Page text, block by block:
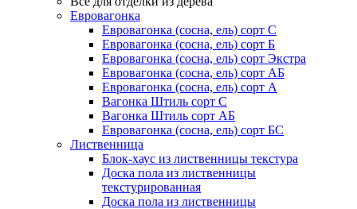
Евровагонка
Евровагонка (сосна, ель) сорт С
Евровагонка (сосна, ель) сорт Б
Евровагонка (сосна, ель) сорт Экстра
Евровагонка (сосна, ель) сорт АБ
Евровагонка (сосна, ель) сорт А
Вагонка Штиль сорт С
Вагонка Штиль сорт АБ
Евровагонка (сосна, ель) сорт БС
Лиственница
Блок-хаус из лиственницы текстура
Доска пола из лиственницы
текстурированная
Доска пола из лиственницы